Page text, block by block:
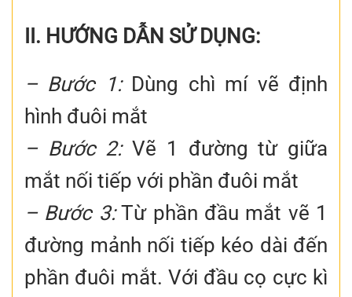
II. HƯỚNG DẪN SỬ DỤNG:
– Bước 1:Dùng chì mí vẽ định
hình đuôi mắt
– Bước 2:Vẽ 1 đường từ giữa
mắt nối tiếp với phần đuôi mắt
– Bước 3:Từ phần đầu mắt vẽ 1
đường mảnh nối tiếp kéo dài đến
phần đuôi mắt. Với đầu cọ cực kì